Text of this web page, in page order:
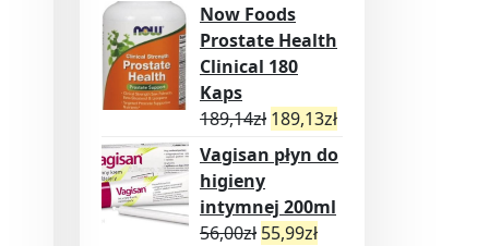
Now Foods
Prostate Health
Clinical 180
Kaps
189,14zł 189,13zł
Vagisan płyn do
higieny
intymnej 200ml
56,00zł 55,99zł